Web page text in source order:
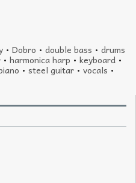
•Dobro •double bass •drums
• harmonica harp • keyboard •
• steel guitar • vocals •